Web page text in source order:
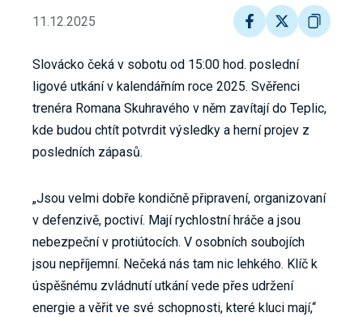
11.12.2025
Slovácko čeká v sobotu od 15:00 hod. poslední
ligové utkání v kalendářním roce 2025. Svěřenci
trenéra Romana Skuhravého v něm zavítají do Teplic,
kde budou chtít potvrdit výsledky a herní projev z
posledních zápasů.
„Jsou velmi dobře kondičně připravení, organizovaní
v defenzivě, poctiví. Mají rychlostní hráče a jsou
nebezpeční v protiútocích. V osobních soubojích
jsou nepříjemní. Nečeká nás tam nic lehkého. Klíč k
úspěšnému zvládnutí utkání vede přes udržení
energie a věřit ve své schopnosti, které kluci mají,“